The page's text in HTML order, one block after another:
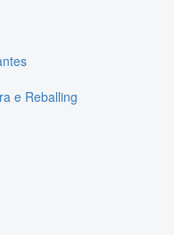
e Reballing